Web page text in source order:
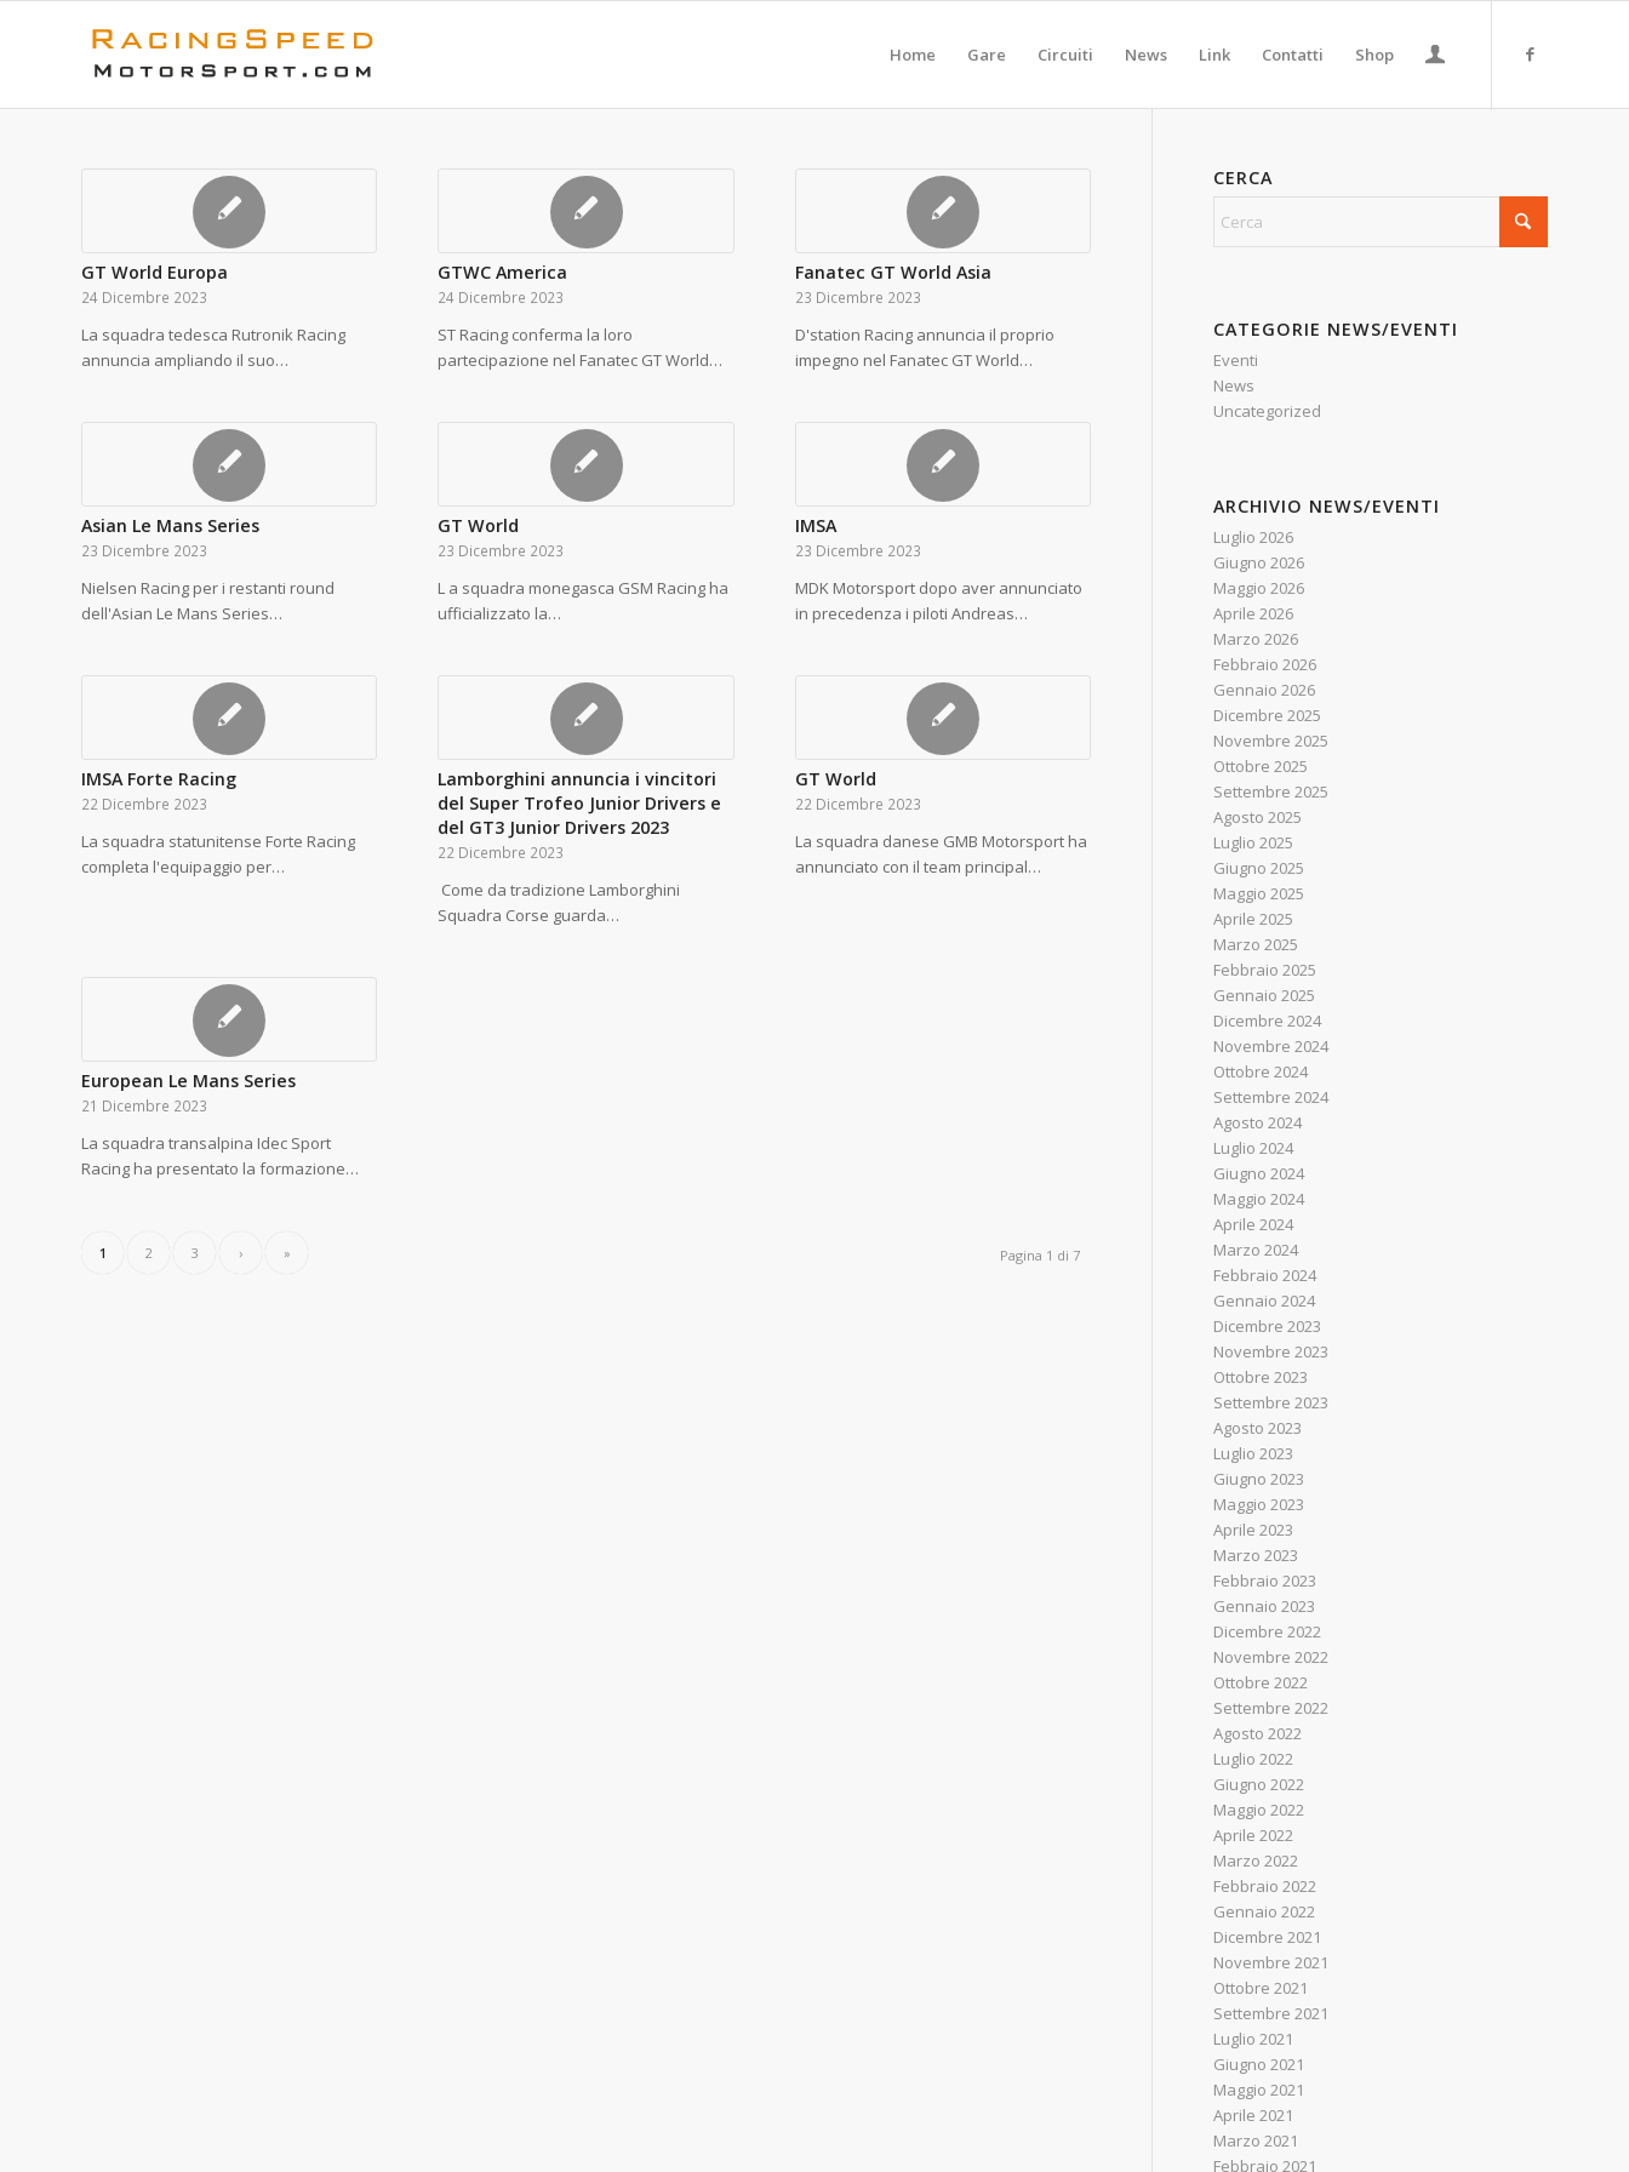
Home Gare Circuiti News Link Contatti Shop
GT World Europa
24 Dicembre 2023
La squadra tedesca Rutronik Racing
annuncia ampliando il suo…
GTWC America
24 Dicembre 2023
ST Racing conferma la loro
partecipazione nel Fanatec GT World…
Fanatec GT World Asia
23 Dicembre 2023
D'station Racing annuncia il proprio
impegno nel Fanatec GT World…
Asian Le Mans Series
23 Dicembre 2023
Nielsen Racing per i restanti round
dell'Asian Le Mans Series…
GT World
23 Dicembre 2023
L a squadra monegasca GSM Racing ha
ufficializzato la…
IMSA
23 Dicembre 2023
MDK Motorsport dopo aver annunciato
in precedenza i piloti Andreas…
IMSA Forte Racing
22 Dicembre 2023
La squadra statunitense Forte Racing
completa l'equipaggio per…
Lamborghini annuncia i vincitori
del Super Trofeo Junior Drivers e
del GT3 Junior Drivers 2023
22 Dicembre 2023
Come da tradizione Lamborghini
Squadra Corse guarda…
GT World
22 Dicembre 2023
La squadra danese GMB Motorsport ha
annunciato con il team principal…
European Le Mans Series
21 Dicembre 2023
La squadra transalpina Idec Sport
Racing ha presentato la formazione…
Pagina 1 di 7
1 2 3 › »
CERCA
CATEGORIE NEWS/EVENTI
Eventi
News
Uncategorized
ARCHIVIO NEWS/EVENTI
Luglio 2026
Giugno 2026
Maggio 2026
Aprile 2026
Marzo 2026
Febbraio 2026
Gennaio 2026
Dicembre 2025
Novembre 2025
Ottobre 2025
Settembre 2025
Agosto 2025
Luglio 2025
Giugno 2025
Maggio 2025
Aprile 2025
Marzo 2025
Febbraio 2025
Gennaio 2025
Dicembre 2024
Novembre 2024
Ottobre 2024
Settembre 2024
Agosto 2024
Luglio 2024
Giugno 2024
Maggio 2024
Aprile 2024
Marzo 2024
Febbraio 2024
Gennaio 2024
Dicembre 2023
Novembre 2023
Ottobre 2023
Settembre 2023
Agosto 2023
Luglio 2023
Giugno 2023
Maggio 2023
Aprile 2023
Marzo 2023
Febbraio 2023
Gennaio 2023
Dicembre 2022
Novembre 2022
Ottobre 2022
Settembre 2022
Agosto 2022
Luglio 2022
Giugno 2022
Maggio 2022
Aprile 2022
Marzo 2022
Febbraio 2022
Gennaio 2022
Dicembre 2021
Novembre 2021
Ottobre 2021
Settembre 2021
Luglio 2021
Giugno 2021
Maggio 2021
Aprile 2021
Marzo 2021
Febbraio 2021